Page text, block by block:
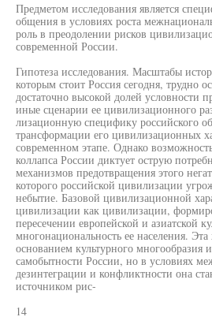
Предметом исследования является
общения в условиях роста
роль в преодолении рисков
современной России.
Гипотеза исследования. Масштабы
которым стоит Россия сегодня, трудно
достаточно высокой долей условности
иные сценарии ее цивилизационного
лизационную специфику российского
трансформации его цивилизационных
современном этапе. Однако
коллапса России диктует острую
механизмов предотвращения этого
которого российской цивилизации
небытие. Базовой цивилизационной
цивилизации как цивилизации,
пересечении европейской и азиатской
многонациональность ее населения. Эта
основанием культурного многообразия
самобытности России, но в условиях
дезинтеграции и конфликтности она
источником рис-
14